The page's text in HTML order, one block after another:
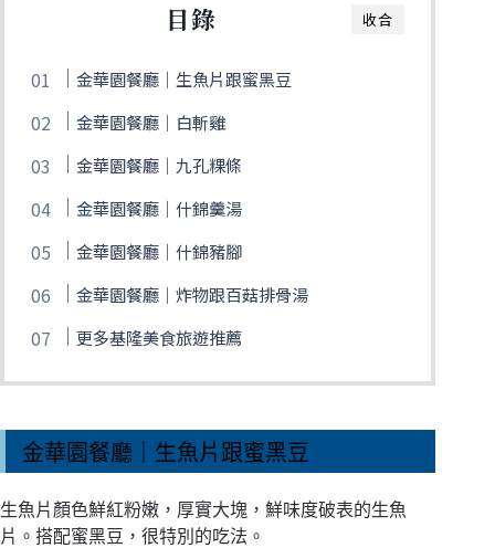
收合
目錄
金華園餐廳｜生魚片跟蜜黑豆
金華園餐廳｜白斬雞
金華園餐廳｜九孔粿條
金華園餐廳｜什錦羹湯
金華園餐廳｜什錦豬腳
金華園餐廳｜炸物跟百菇排骨湯
更多基隆美食旅遊推薦
金華園餐廳｜生魚片跟蜜黑豆
生魚片顏色鮮紅粉嫩，厚實大塊，鮮味度破表的生魚
片。搭配蜜黑豆，很特別的吃法。